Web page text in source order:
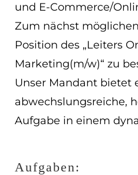
DE
ES
und E-Commerce/
Zum nächst
Position des „Leiters
Marketing(m/w)“ zu
Unser Mandant bietet
abwechslungsreiche,
Aufgabe in einem
Aufgaben: